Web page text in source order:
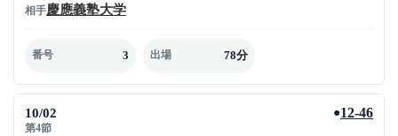
相手慶應義塾大学
番号 3 出場 78分
10/02
第4節
●12-46